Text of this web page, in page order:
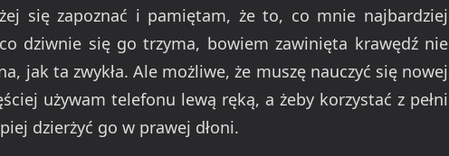
się zapoznać i pamiętam, że to, co mnie najbardziej
dziwnie się go trzyma, bowiem zawinięta krawędź nie
jak ta zwykła. Ale możliwe, że muszę nauczyć się nowej
używam telefonu lewą ręką, a żeby korzystać z pełni
dzierżyć go w prawej dłoni.